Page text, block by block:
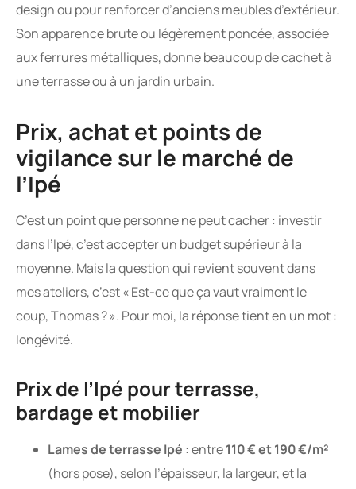
design ou pour renforcer d’anciens meubles d’extérieur.
Son apparence brute ou légèrement poncée, associée
aux ferrures métalliques, donne beaucoup de cachet à
une terrasse ou à un jardin urbain.
Prix, achat et points de
vigilance sur le marché de
l’Ipé
C’est un point que personne ne peut cacher : investir
dans l’Ipé, c’est accepter un budget supérieur à la
moyenne. Mais la question qui revient souvent dans
mes ateliers, c’est « Est-ce que ça vaut vraiment le
coup, Thomas ? ». Pour moi, la réponse tient en un mot :
longévité.
Prix de l’Ipé pour terrasse,
bardage et mobilier
Lames de terrasse Ipé :entre110 € et 190 €/m²
(hors pose), selon l’épaisseur, la largeur, et la